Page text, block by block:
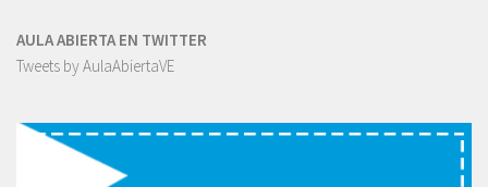
AULA ABIERTA EN TWITTER
Tweets by AulaAbiertaVE